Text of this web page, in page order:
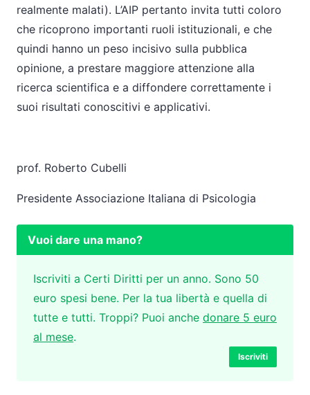
realmente malati). L’AIP pertanto invita tutti coloro
che ricoprono importanti ruoli istituzionali, e che
quindi hanno un peso incisivo sulla pubblica
opinione, a prestare maggiore attenzione alla
ricerca scientifica e a diffondere correttamente i
suoi risultati conoscitivi e applicativi.
prof. Roberto Cubelli
Presidente Associazione Italiana di Psicologia
Vuoi dare una mano?
Iscriviti a Certi Diritti per un anno. Sono 50
euro spesi bene. Per la tua libertà e quella di
tutte e tutti. Troppi? Puoi anche donare 5 euro
al mese.
Iscriviti